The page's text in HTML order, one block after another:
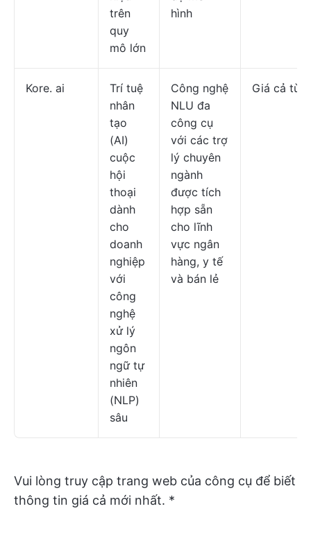
trên
quy
mô lớn
hình
Kore. ai
Trí tuệ
nhân
tạo
(AI)
cuộc
hội
thoại
dành
cho
doanh
nghiệp
với
công
nghệ
xử lý
ngôn
ngữ tự
nhiên
(NLP)
sâu
Công nghệ
NLU đa
công cụ
với các trợ
lý chuyên
ngành
được tích
hợp sẵn
cho lĩnh
vực ngân
hàng, y tế
và bán lẻ
Giá cả tùy
Vui lòng truy cập trang web của công cụ để biết
thông tin giá cả mới nhất. *